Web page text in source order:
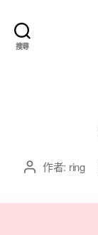
搜尋
文 作者: ring